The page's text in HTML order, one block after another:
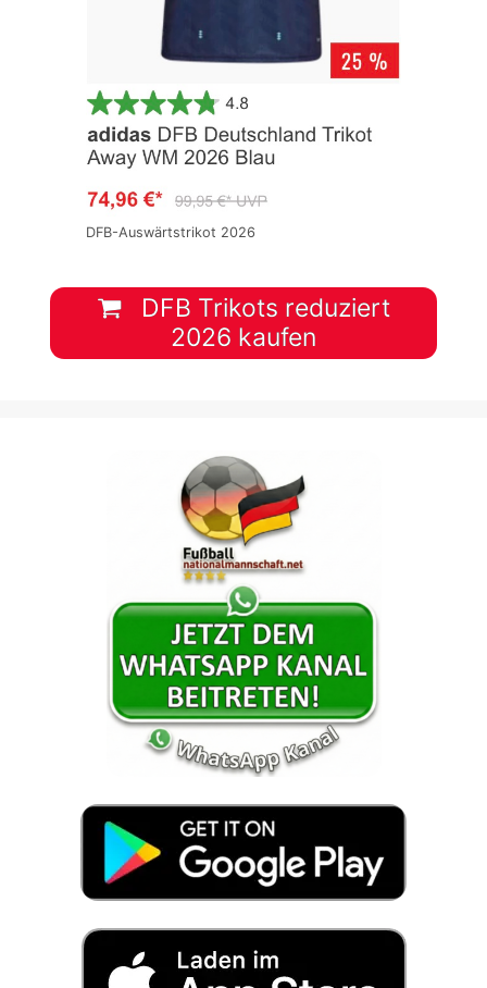
DFB-Auswärtstrikot 2026
DFB Trikots reduziert
2026 kaufen